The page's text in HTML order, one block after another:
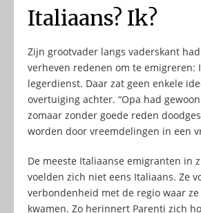
Italiaans? Ik?
Zijn grootvader langs vaderskant
verheven redenen om te emigreren:
legerdienst. Daar zat geen enkele
overtuiging achter. “Opa had
zomaar zonder goede reden
worden door vreemdelingen in een
De meeste Italiaanse emigranten in
voelden zich niet eens Italiaans. Ze
verbondenheid met de regio waar ze
kwamen. Zo herinnert Parenti zich